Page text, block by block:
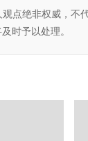
点绝非权威，不
时予以处理。